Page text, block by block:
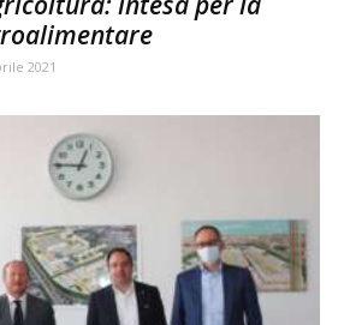
2021